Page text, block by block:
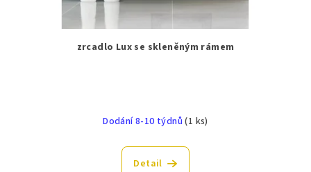
zrcadlo Lux se skleněným rámem
Dodání 8-10 týdnů(1 ks)
Detail